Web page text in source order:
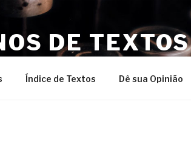
DE TEXTOS
Índice de Textos Dê sua Opinião